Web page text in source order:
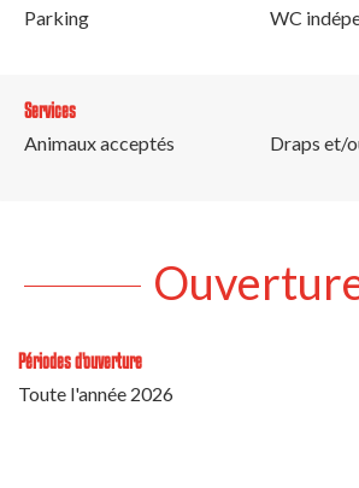
Parking
WC
Services
Animaux acceptés
Draps et/
Périodes d'ouverture
Toute l'année 2026